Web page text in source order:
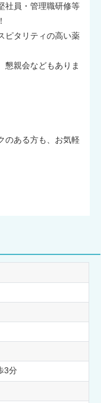
社員・管理職研修等
ピタリティの高い薬
懇親会などもありま
のある方も、お気軽
3分